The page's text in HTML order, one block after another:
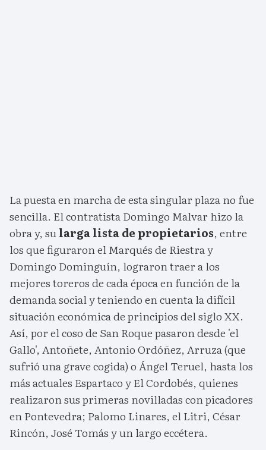
La puesta en marcha de esta singular plaza no fue
sencilla. El contratista Domingo Malvar hizo la
obra y, sularga lista de propietarios, entre
los que figuraron el Marqués de Riestra y
Domingo Dominguín, lograron traer a los
mejores toreros de cada época en función de la
demanda social y teniendo en cuenta la difícil
situación económica de principios del siglo XX.
Así, por el coso de San Roque pasaron desde 'el
Gallo', Antoñete, Antonio Ordóñez, Arruza (que
sufrió una grave cogida) o Ángel Teruel, hasta los
más actuales Espartaco y El Cordobés, quienes
realizaron sus primeras novilladas con picadores
en Pontevedra; Palomo Linares, el Litri, César
Rincón, José Tomás y un largo eccétera.